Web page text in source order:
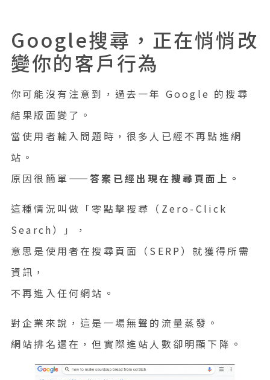
Google搜尋，正在悄悄改
變你的客戶行為
你可能沒有注意到，過去一年 Google 的搜尋
結果版面變了。
當使用者輸入問題時，很多人已經不再點進網
站。
原因很簡單——答案已經出現在搜尋頁面上。
這種情況叫做「零點擊搜尋（Zero-Click
Search）」，
意思是使用者在搜尋頁面（SERP）就獲得所需
資訊，
不再進入任何網站。
對企業來說，這是一場無聲的流量蒸發。
網站排名還在，但實際進站人數卻明顯下降。